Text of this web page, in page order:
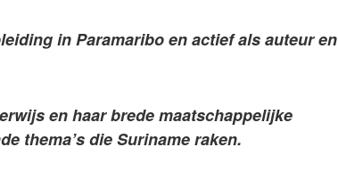
in Paramaribo en actief als auteur en
en haar brede maatschappelijke
thema’s die Suriname raken.